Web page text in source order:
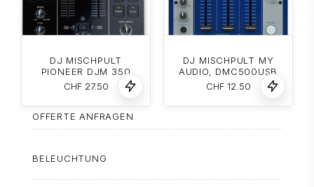
DJ MISCHPULT
PIONEER DJM 350
CHF27.50
DJ MISCHPULT MY
AUDIO, DMC500USB
CHF12.50
OFFERTE ANFRAGEN
BELEUCHTUNG